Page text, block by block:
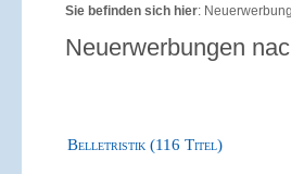
Sie befinden sich hier:
Neuerwerbungen
Belletristik (116 Titel)